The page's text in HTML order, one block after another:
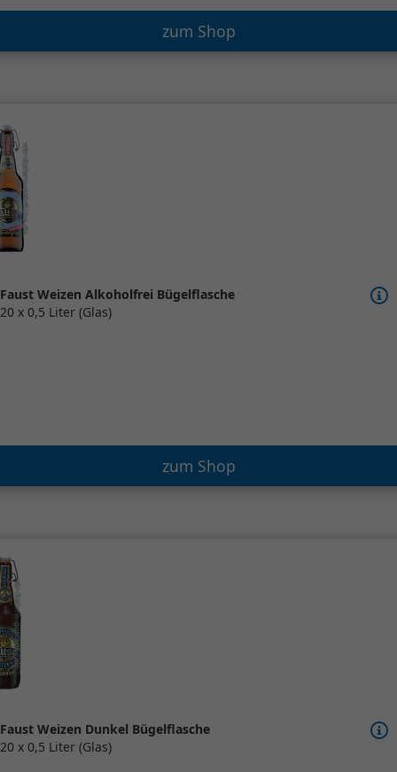
zum Shop
Faust Weizen Alkoholfrei Bügelflasche
20 x 0,5 Liter (Glas)
zum Shop
Faust Weizen Dunkel Bügelflasche
20 x 0,5 Liter (Glas)